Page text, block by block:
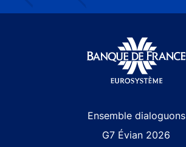
Ensemble dialoguons
G7 Évian 2026